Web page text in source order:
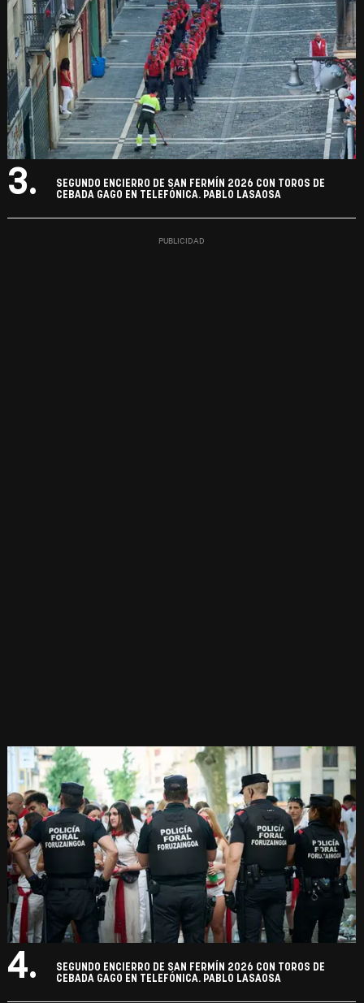
3.
SEGUNDO ENCIERRO DE SAN FERMÍN 2026 CON TOROS DE
CEBADA GAGO EN TELEFÓNICA. PABLO LASAOSA
4.
SEGUNDO ENCIERRO DE SAN FERMÍN 2026 CON TOROS DE
CEBADA GAGO EN TELEFÓNICA. PABLO LASAOSA